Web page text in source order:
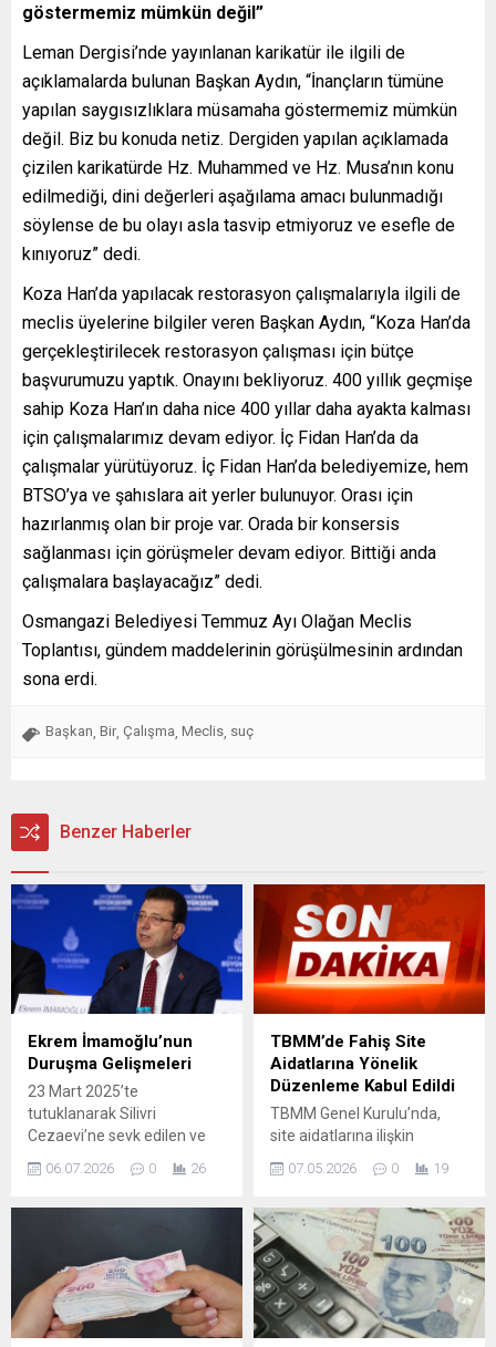
göstermemiz mümkün değil”
Leman Dergisi’nde yayınlanan karikatür ile ilgili de
açıklamalarda bulunan Başkan Aydın, “İnançların tümüne
yapılan saygısızlıklara müsamaha göstermemiz mümkün
değil. Biz bu konuda netiz. Dergiden yapılan açıklamada
çizilen karikatürde Hz. Muhammed ve Hz. Musa’nın konu
edilmediği, dini değerleri aşağılama amacı bulunmadığı
söylense de bu olayı asla tasvip etmiyoruz ve esefle de
kınıyoruz” dedi.
Koza Han’da yapılacak restorasyon çalışmalarıyla ilgili de
meclis üyelerine bilgiler veren Başkan Aydın, “Koza Han’da
gerçekleştirilecek restorasyon çalışması için bütçe
başvurumuzu yaptık. Onayını bekliyoruz. 400 yıllık geçmişe
sahip Koza Han’ın daha nice 400 yıllar daha ayakta kalması
için çalışmalarımız devam ediyor. İç Fidan Han’da da
çalışmalar yürütüyoruz. İç Fidan Han’da belediyemize, hem
BTSO’ya ve şahıslara ait yerler bulunuyor. Orası için
hazırlanmış olan bir proje var. Orada bir konsersis
sağlanması için görüşmeler devam ediyor. Bittiği anda
çalışmalara başlayacağız” dedi.
Osmangazi Belediyesi Temmuz Ayı Olağan Meclis
Toplantısı, gündem maddelerinin görüşülmesinin ardından
sona erdi.
Başkan Bir Çalışma Meclis suç
Benzer Haberler
Ekrem İmamoğlu’nun
Duruşma Gelişmeleri
23 Mart 2025’te
tutuklanarak Silivri
Cezaevi’ne sevk edilen ve
İBB Başkanlığı görevinden
davada hâkim karşısına çıktı.
Duruşmalar, Silivri Marmara
Kapalı Cezaevi duruşma
salonunda gerçekleştirildi;
avukatları ve mahkeme
06.07.2026 0 26
TBMM’de Fahiş Site
Aidatlarına Yönelik
Düzenleme Kabul Edildi
TBMM Genel Kurulu’nda,
site aidatlarına ilişkin
düzenlemeler kabul edildi.
yükümlülüklerini
hafifletmeyi ve aidat
uygulamalarında şeffaflığı
artırmayı hedefliyor. Yapılan
değişiklikler arasında
aidatların hesaplanma
07.05.2026 0 19